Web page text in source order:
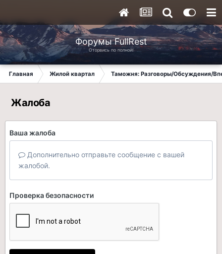
Форумы FullRest
Оторвись по полной!
Главная Жилой квартал Таможня: Разговоры/Обсуждения/
Жалоба
Ваша жалоба
Дополнительно отправьте сообщение с вашей
жалобой.
Проверка безопасности